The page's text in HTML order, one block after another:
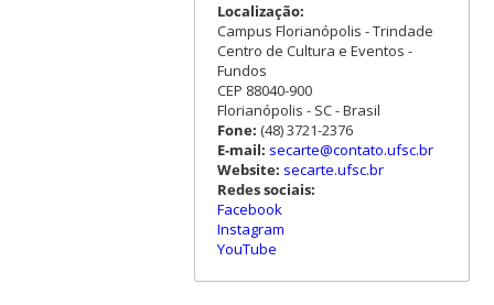
Localização:
Campus Florianópolis - Trindade
Centro de Cultura e Eventos -
Fundos
CEP 88040-900
Florianópolis - SC - Brasil
Fone: (48) 3721-2376
E-mail: secarte@contato.ufsc.br
Website: secarte.ufsc.br
Redes sociais:
Facebook
Instagram
YouTube